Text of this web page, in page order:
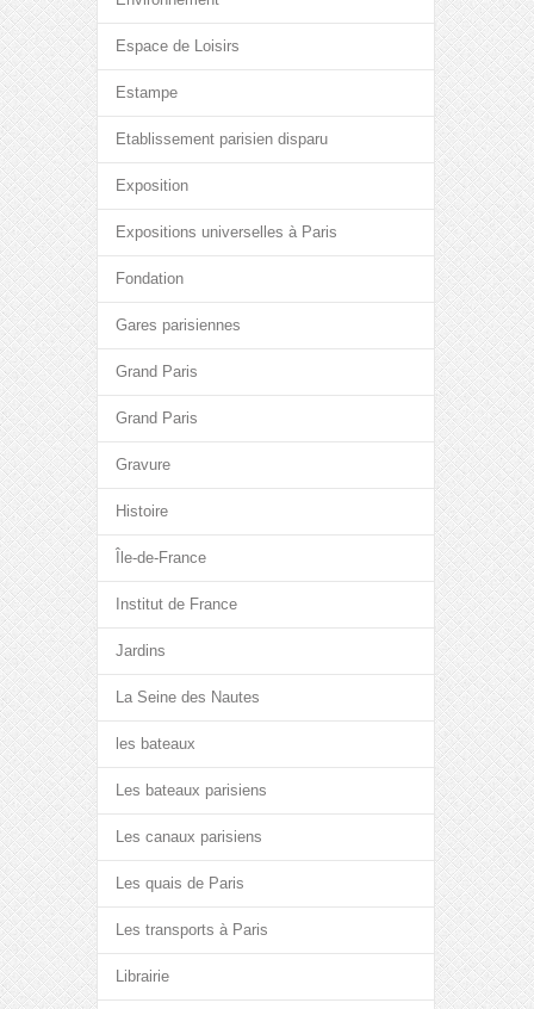
Espace de Loisirs
Estampe
Etablissement parisien disparu
Exposition
Expositions universelles à Paris
Fondation
Gares parisiennes
Grand Paris
Grand Paris
Gravure
Histoire
Île-de-France
Institut de France
Jardins
La Seine des Nautes
les bateaux
Les bateaux parisiens
Les canaux parisiens
Les quais de Paris
Les transports à Paris
Librairie